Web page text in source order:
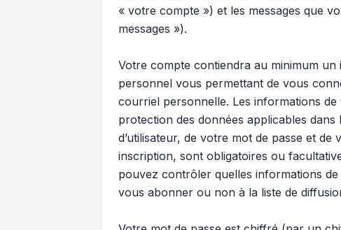
« votre compte ») et les messages que
messages »).
Votre compte contiendra au minimum un
personnel vous permettant de vous
courriel personnelle. Les informations
protection des données applicables
d’utilisateur, de votre mot de passe et
inscription, sont obligatoires ou
pouvez contrôler quelles informations
vous abonner ou non à la liste de